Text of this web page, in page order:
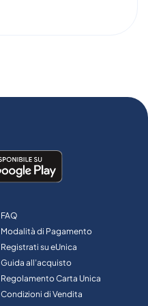
FAQ
Modalità di Pagamento
Registrati su eUnica
Guida all’acquisto
Regolamento Carta Unica
Condizioni di Vendita